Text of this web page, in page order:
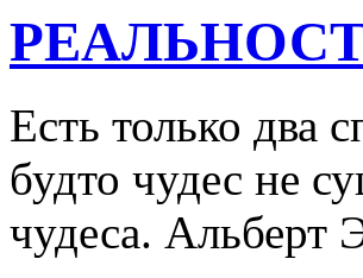
Есть только
будто чудес не
чудеса. Альберт